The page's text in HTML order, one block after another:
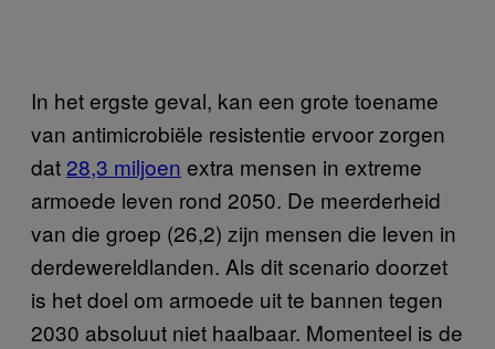
In het ergste geval, kan een grote toename
van antimicrobiële resistentie ervoor zorgen
dat 28,3 miljoen extra mensen in extreme
armoede leven rond 2050. De meerderheid
van die groep (26,2) zijn mensen die leven in
derdewereldlanden. Als dit scenario doorzet
is het doel om armoede uit te bannen tegen
2030 absoluut niet haalbaar. Momenteel is de